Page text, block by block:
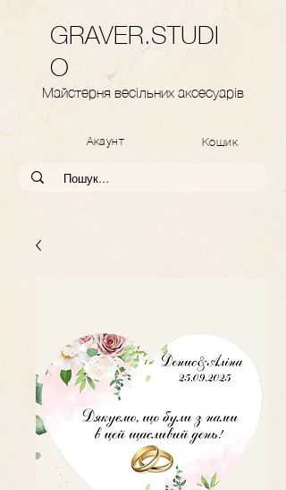
GRAVER.STUDI
O
Майстерня весільних аксесуарів
Акаунт Кошик